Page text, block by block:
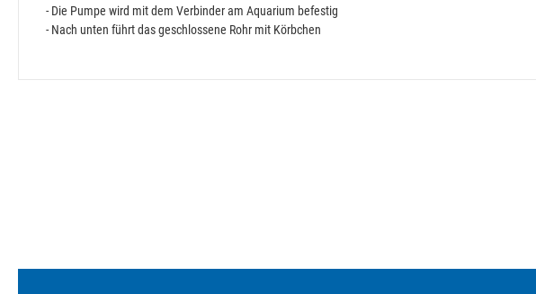
- Die Pumpe wird mit dem Verbinder am Aquarium befestig
- Nach unten führt das geschlossene Rohr mit Körbchen